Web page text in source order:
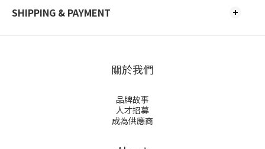
SHIPPING & PAYMENT
關於我們
品牌故事
人才招募
成為供應商